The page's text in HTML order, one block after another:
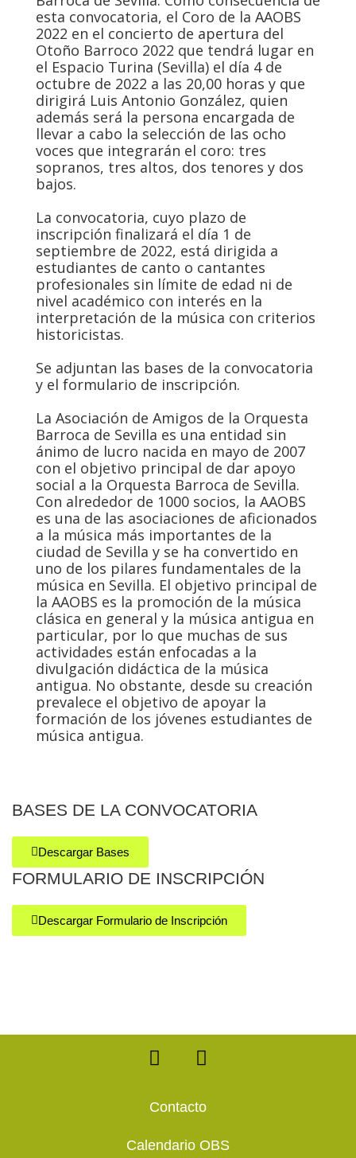
esta convocatoria, el Coro de la AAOBS
2022 en el concierto de apertura del
Otoño Barroco 2022 que tendrá lugar en
el Espacio Turina (Sevilla) el día 4 de
octubre de 2022 a las 20,00 horas y que
dirigirá Luis Antonio González, quien
además será la persona encargada de
llevar a cabo la selección de las ocho
voces que integrarán el coro: tres
sopranos, tres altos, dos tenores y dos
bajos.
La convocatoria, cuyo plazo de
inscripción finalizará el día 1 de
septiembre de 2022, está dirigida a
estudiantes de canto o cantantes
profesionales sin límite de edad ni de
nivel académico con interés en la
interpretación de la música con criterios
historicistas.
Se adjuntan las bases de la convocatoria
y el formulario de inscripción.
La Asociación de Amigos de la Orquesta
Barroca de Sevilla es una entidad sin
ánimo de lucro nacida en mayo de 2007
con el objetivo principal de dar apoyo
social a la Orquesta Barroca de Sevilla.
Con alrededor de 1000 socios, la AAOBS
es una de las asociaciones de aficionados
a la música más importantes de la
ciudad de Sevilla y se ha convertido en
uno de los pilares fundamentales de la
música en Sevilla. El objetivo principal de
la AAOBS es la promoción de la música
clásica en general y la música antigua en
particular, por lo que muchas de sus
actividades están enfocadas a la
divulgación didáctica de la música
antigua. No obstante, desde su creación
prevalece el objetivo de apoyar la
formación de los jóvenes estudiantes de
música antigua.
BASES DE LA CONVOCATORIA
Descargar Bases
FORMULARIO DE INSCRIPCIÓN
Descargar Formulario de Inscripción
F
a
e
o
T
w
t
e
Contacto
Calendario OBS